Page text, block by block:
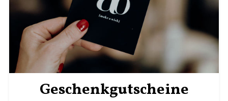
Geschenkgutscheine